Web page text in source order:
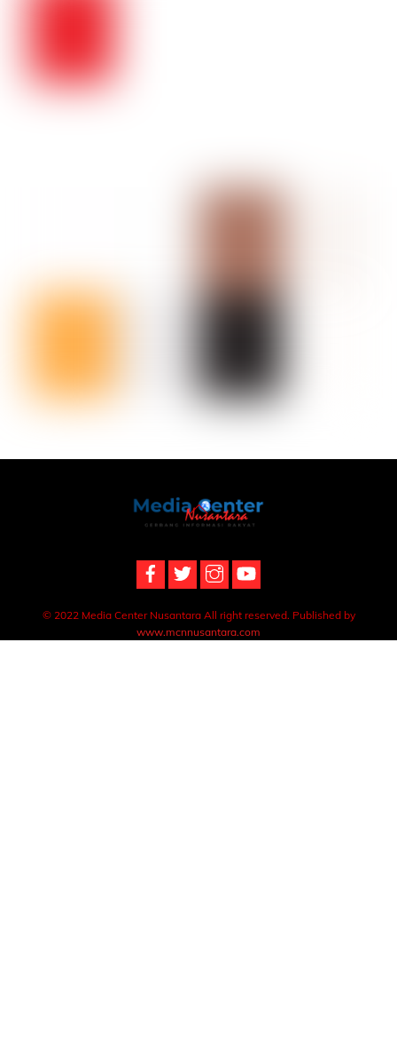
Back
To
© 2022 Media Center Nusantara All right reserved. Published by
www.mcnnusantara.com